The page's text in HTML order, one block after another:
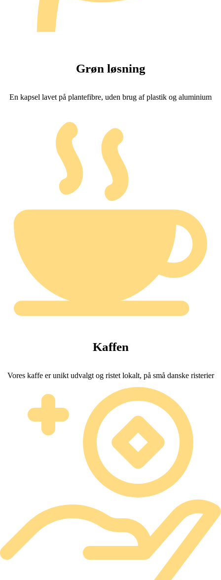
Grøn løsning
En kapsel lavet på plantefibre, uden brug af plastik og aluminium
Kaffen
Vores kaffe er unikt udvalgt og ristet lokalt, på små danske risterier